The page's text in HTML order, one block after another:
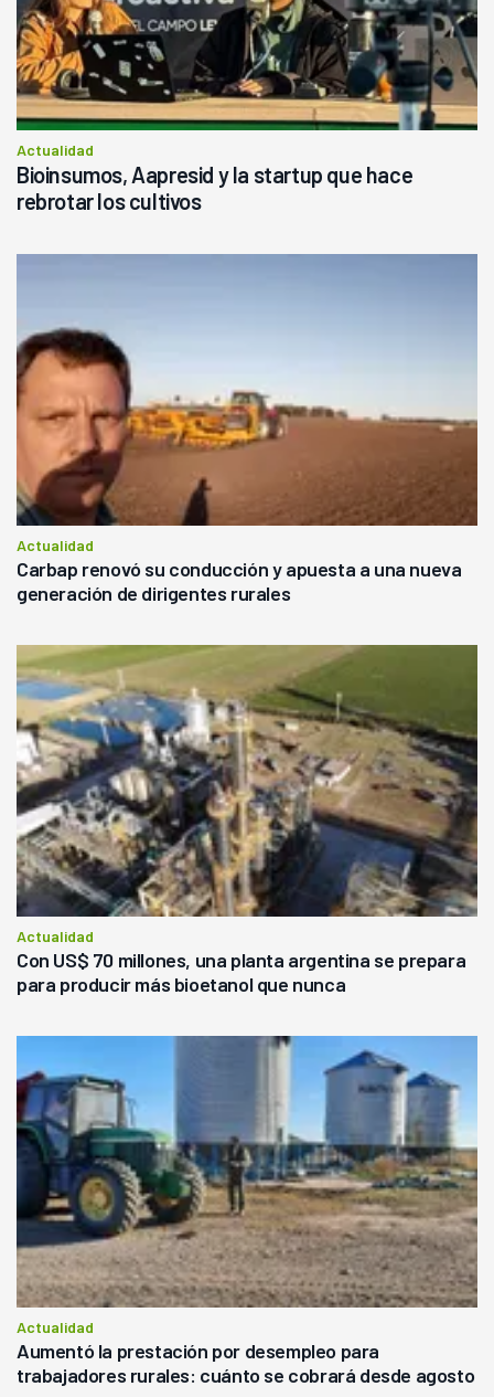
Actualidad
Bioinsumos, Aapresid y la startup que hace
rebrotar los cultivos
Actualidad
Carbap renovó su conducción y apuesta a una nueva
generación de dirigentes rurales
Actualidad
Con US$ 70 millones, una planta argentina se prepara
para producir más bioetanol que nunca
Actualidad
Aumentó la prestación por desempleo para
trabajadores rurales: cuánto se cobrará desde agosto